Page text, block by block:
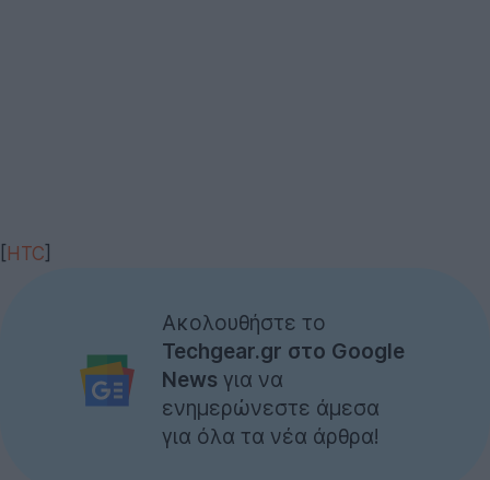
HTC
Ακολουθήστε το
Techgear.gr στο Google
News για να
ενημερώνεστε άμεσα
για όλα τα νέα άρθρα!